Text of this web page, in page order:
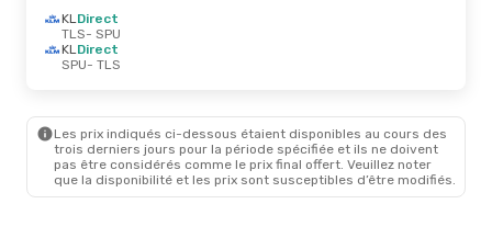
KLDirect
TLS- SPU
KLDirect
SPU- TLS
Les prix indiqués ci-dessous étaient disponibles au cours des
trois derniers jours pour la période spécifiée et ils ne doivent
pas être considérés comme le prix final offert. Veuillez noter
que la disponibilité et les prix sont susceptibles d’être modifiés.